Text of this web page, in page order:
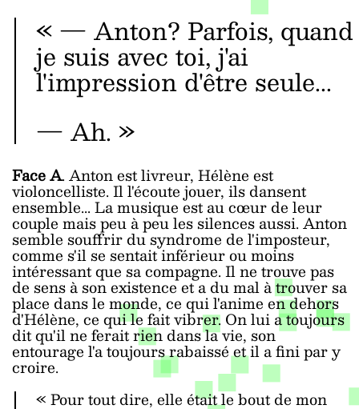
« ― Anton? Parfois, quand
je suis avec toi, j'ai
l'impression d'être seule...
― Ah. »
Face A. Anton est livreur, Hélène est
violoncelliste. Il l'écoute jouer, ils dansent
ensemble... La musique est au cœur de leur
couple mais peu à peu les silences aussi. Anton
semble souffrir du syndrome de l'imposteur,
comme s'il se sentait inférieur ou moins
intéressant que sa compagne. Il ne trouve pas
de sens à son existence et a du mal à trouver sa
place dans le monde, ce qui l'anime en dehors
d'Hélène, ce qui le fait vibrer. On lui a toujours
dit qu'il ne ferait rien dans la vie, son
entourage l'a toujours rabaissé et il a fini par y
croire.
« Pour tout dire, elle était le bout de mon